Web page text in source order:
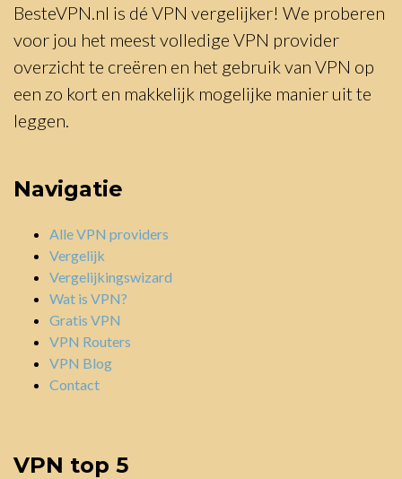
BesteVPN.nl is dé VPN vergelijker! We proberen
voor jou het meest volledige VPN provider
overzicht te creëren en het gebruik van VPN op
een zo kort en makkelijk mogelijke manier uit te
leggen.
Navigatie
Alle VPN providers
Vergelijk
Vergelijkingswizard
Wat is VPN?
Gratis VPN
VPN Routers
VPN Blog
Contact
VPN top 5